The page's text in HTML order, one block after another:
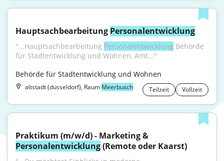
Hauptsachbearbeitung Personalentwicklung
"...Hauptsachbearbeitung Personalentwicklung Behörde
für Stadtentwicklung und Wohnen, Amt..."
Behörde für Stadtentwicklung und Wohnen
altstadt (düsseldorf), Raum Meerbusch Teilzeit Vollzeit
Personalentwicklung (Remote oder Kaarst)